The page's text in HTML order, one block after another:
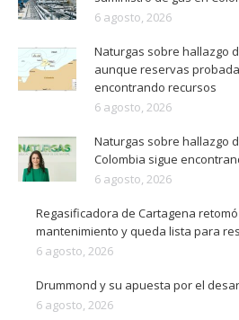
6 agosto, 2026
Naturgas sobre hallazgo
aunque reservas
encontrando recursos
6 agosto, 2026
Naturgas sobre hallazgo
Colombia sigue
6 agosto, 2026
Regasificadora de Cartagena
mantenimiento y queda lista para
6 agosto, 2026
Drummond y su apuesta por el
6 agosto, 2026